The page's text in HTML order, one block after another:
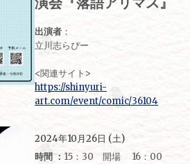
出演者 ：
立川志らぴー
<関連サイト>
https://shinyuri-
art.com/event/comic/36104
2024年10月26日 (土)
時間 ： 15：30 開場 16：00